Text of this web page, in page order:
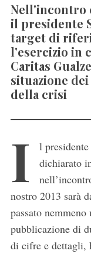
Nell'incontro
il presidente
target di
l'esercizio in
Caritas
situazione
della crisi
I
l
dichiarato
nostro 2013 sarà
passato
pubblicazione di
di cifre e dettagli,